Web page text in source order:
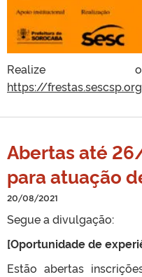
Realize o
https://
Abertas até
para atuação
20/08/2021
Segue a divulgação:
[Oportunidade de
Estão abertas